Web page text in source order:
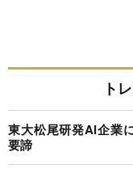
ト
東大松尾研発AI企業
要諦